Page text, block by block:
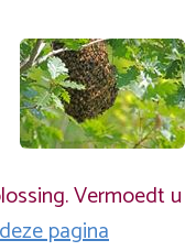
Vermoedt u
deze pagina